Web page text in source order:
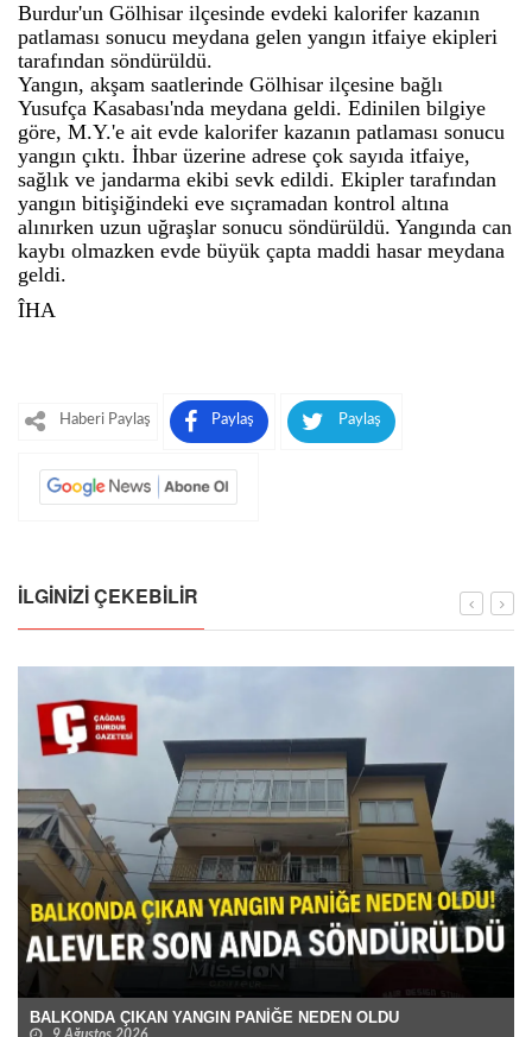
Burdur'un Gölhisar ilçesinde evdeki kalorifer kazanın
patlaması sonucu meydana gelen yangın itfaiye ekipleri
tarafından söndürüldü.
Yangın, akşam saatlerinde Gölhisar ilçesine bağlı
Yusufça Kasabası'nda meydana geldi. Edinilen bilgiye
göre, M.Y.'e ait evde kalorifer kazanın patlaması sonucu
yangın çıktı. İhbar üzerine adrese çok sayıda itfaiye,
sağlık ve jandarma ekibi sevk edildi. Ekipler tarafından
yangın bitişiğindeki eve sıçramadan kontrol altına
alınırken uzun uğraşlar sonucu söndürüldü. Yangında can
kaybı olmazken evde büyük çapta maddi hasar meydana
geldi.
ÎHA
Haberi Paylaş Paylaş Paylaş
İLGINIZI ÇEKEBILIR
BALKONDA ÇIKAN YANGIN PANİĞE NEDEN OLDU